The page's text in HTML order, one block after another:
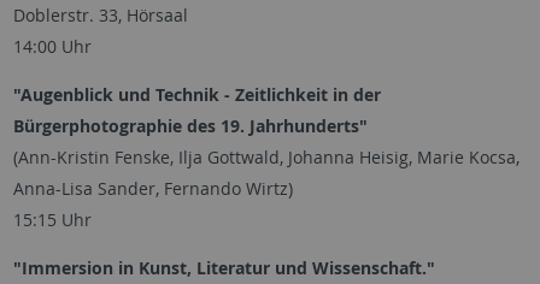
Doblerstr. 33, Hörsaal
14:00 Uhr
"Augenblick und Technik - Zeitlichkeit in der
Bürgerphotographie des 19. Jahrhunderts"
(Ann-Kristin Fenske, Ilja Gottwald, Johanna Heisig, Marie Kocsa,
Anna-Lisa Sander, Fernando Wirtz)
15:15 Uhr
"Immersion in Kunst, Literatur und Wissenschaft."